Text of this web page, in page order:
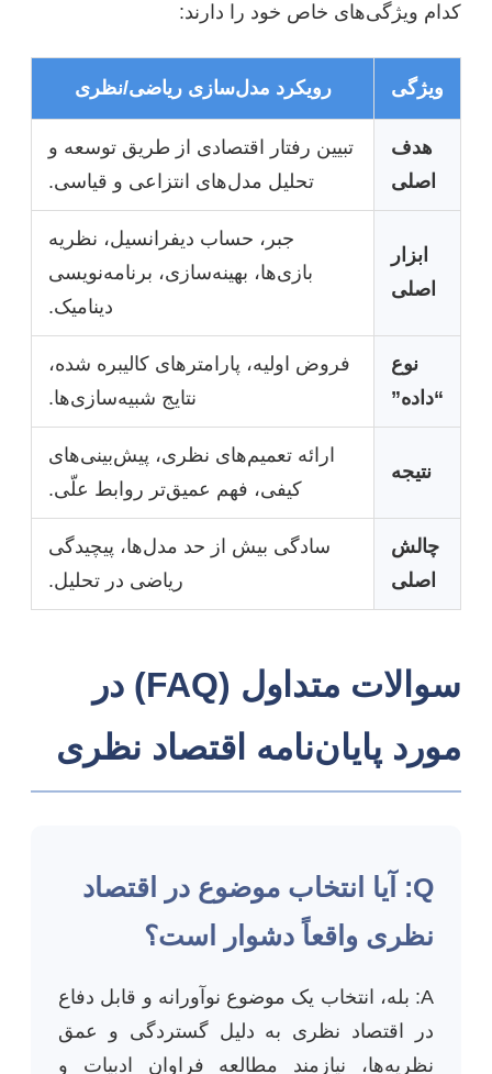
کدام ویژگی‌های خاص خود را دارند:
ویژگی رویکرد مدل‌سازی ریاضی/نظری
هدف
اصلی
تبیین رفتار اقتصادی از طریق توسعه و
تحلیل مدل‌های انتزاعی و قیاسی.
ابزار
اصلی
جبر، حساب دیفرانسیل، نظریه
بازی‌ها، بهینه‌سازی، برنامه‌نویسی
دینامیک.
نوع
“داده”
فروض اولیه، پارامترهای کالیبره شده،
نتایج شبیه‌سازی‌ها.
نتیجه
ارائه تعمیم‌های نظری، پیش‌بینی‌های
کیفی، فهم عمیق‌تر روابط علّی.
چالش
اصلی
سادگی بیش از حد مدل‌ها، پیچیدگی
ریاضی در تحلیل.
سوالات متداول (FAQ) در
مورد پایان‌نامه اقتصاد نظری
Q: آیا انتخاب موضوع در اقتصاد
نظری واقعاً دشوار است؟
A: بله، انتخاب یک موضوع نوآورانه و قابل دفاع
در اقتصاد نظری به دلیل گستردگی و عمق
نظریه‌ها، نیازمند مطالعه فراوان ادبیات و